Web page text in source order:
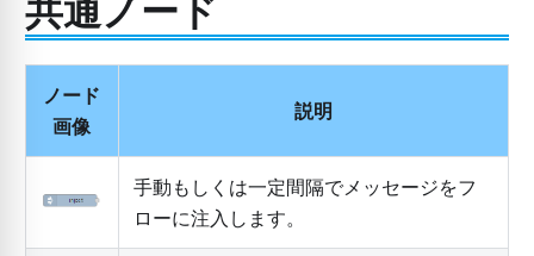
共通ノード
ノード
画像
説明
手動もしくは一定間隔でメッセージをフ
ローに注入します。